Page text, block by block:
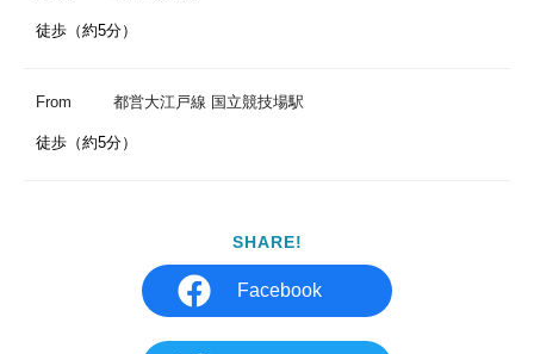
徒歩（約5分）
From 都営大江戸線 国立競技場駅
徒歩（約5分）
SHARE!
Facebook